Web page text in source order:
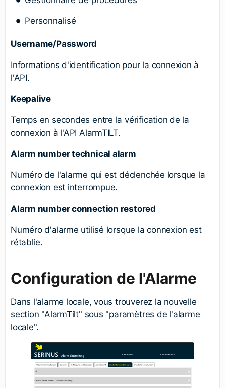
Personnalisé
Username/Password
Informations d'identification pour la connexion à
l'API.
Keepalive
Temps en secondes entre la vérification de la
connexion à l'API AlarmTILT.
Alarm number technical alarm
Numéro de l'alarme qui est déclenchée lorsque la
connexion est interrompue.
Alarm number connection restored
Numéro d'alarme utilisé lorsque la connexion est
rétablie.
Configuration de l'Alarme
Dans l'alarme locale, vous trouverez la nouvelle
section "AlarmTilt" sous "paramètres de l'alarme
locale".